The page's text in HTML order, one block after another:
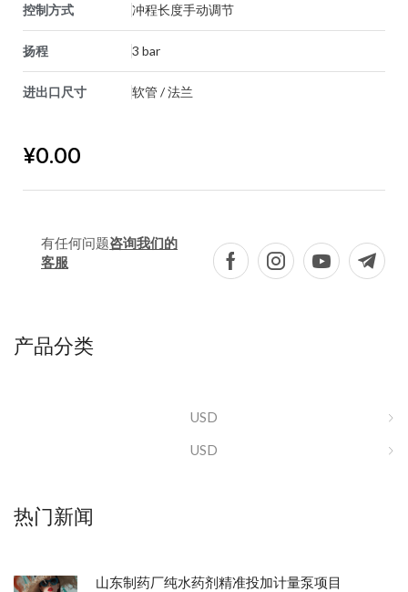
控制方式 冲程长度手动调节
扬程 3 bar
进出口尺寸 软管 / 法兰
¥0.00
有任何问题咨询我们的
客服
产品分类
USD
USD
热门新闻
山东制药厂纯水药剂精准投加计量泵项目